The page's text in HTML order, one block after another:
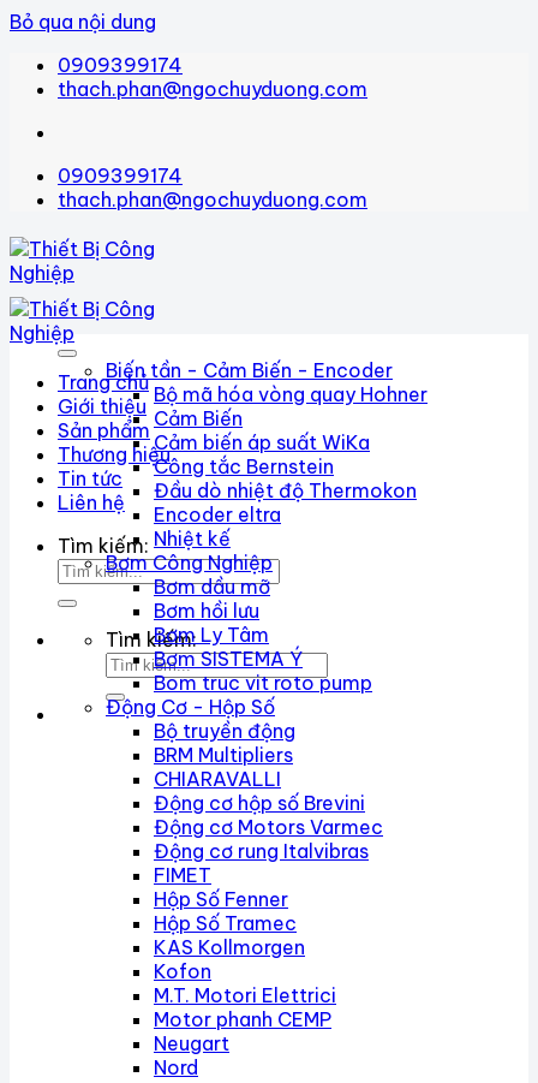
Bỏ qua nội dung
0909399174
thach.phan@ngochuyduong.com
0909399174
thach.phan@ngochuyduong.com
Trang chủ
Giới thiệu
Sản phẩm
Thương hiệu
Tin tức
Liên hệ
Tìm kiếm:
Tìm kiếm:
Biến tần - Cảm Biến - Encoder
Bộ mã hóa vòng quay Hohner
Cảm Biến
Cảm biến áp suất WiKa
Công tắc Bernstein
Đầu dò nhiệt độ Thermokon
Encoder eltra
Nhiệt kế
Bơm Công Nghiệp
Bơm dầu mỡ
Bơm hồi lưu
Bơm Ly Tâm
Bơm SISTEMA Ý
Bom truc vit roto pump
Động Cơ - Hộp Số
Bộ truyền động
BRM Multipliers
CHIARAVALLI
Động cơ hộp số Brevini
Động cơ Motors Varmec
Động cơ rung Italvibras
FIMET
Hộp Số Fenner
Hộp Số Tramec
KAS Kollmorgen
Kofon
M.T. Motori Elettrici
Motor phanh CEMP
Neugart
Nord